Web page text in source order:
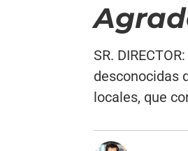
SR.
desconocidas
locales, que